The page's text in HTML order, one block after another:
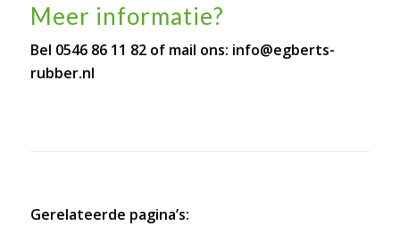
Meer informatie?
Bel 0546 86 11 82 of mail ons: info@egberts-
rubber.nl
Gerelateerde pagina’s: